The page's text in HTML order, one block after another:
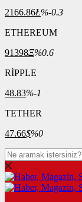
2166.86Ł%-0.3
ETHEREUM
91398Ξ%0.6
RİPPLE
48.83%-1
TETHER
47.66$%0